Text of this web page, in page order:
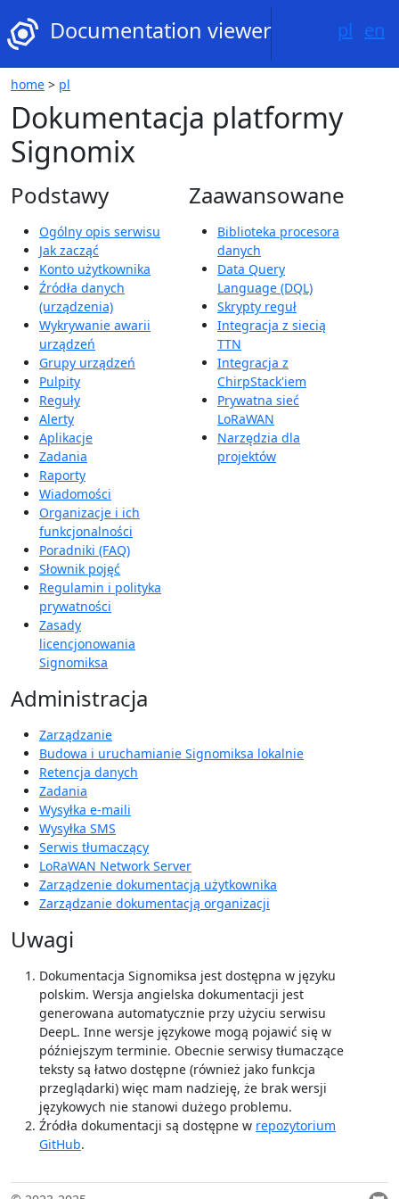
Documentation viewer pl en
home > pl
Dokumentacja platformy
Signomix
Podstawy
Ogólny opis serwisu
Jak zacząć
Konto użytkownika
Źródła danych
(urządzenia)
Wykrywanie awarii
urządzeń
Grupy urządzeń
Pulpity
Reguły
Alerty
Aplikacje
Zadania
Raporty
Wiadomości
Organizacje i ich
funkcjonalności
Poradniki (FAQ)
Słownik pojęć
Regulamin i polityka
prywatności
Zasady
licencjonowania
Signomiksa
Zaawansowane
Biblioteka procesora
danych
Data Query
Language (DQL)
Skrypty reguł
Integracja z siecią
TTN
Integracja z
ChirpStack'iem
Prywatna sieć
LoRaWAN
Narzędzia dla
projektów
Administracja
Zarządzanie
Budowa i uruchamianie Signomiksa lokalnie
Retencja danych
Zadania
Wysyłka e-maili
Wysyłka SMS
Serwis tłumaczący
LoRaWAN Network Server
Zarządzenie dokumentacją użytkownika
Zarządzanie dokumentacją organizacji
Uwagi
Dokumentacja Signomiksa jest dostępna w języku
polskim. Wersja angielska dokumentacji jest
generowana automatycznie przy użyciu serwisu
DeepL. Inne wersje językowe mogą pojawić się w
późniejszym terminie. Obecnie serwisy tłumaczące
teksty są łatwo dostępne (również jako funkcja
przeglądarki) więc mam nadzieję, że brak wersji
językowych nie stanowi dużego problemu.
Źródła dokumentacji są dostępne w repozytorium
GitHub.